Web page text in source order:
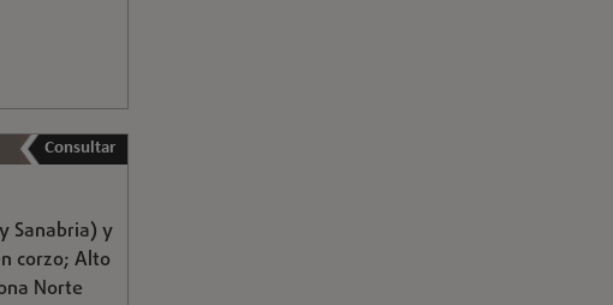
Consultar
Sanabria) y
corzo; Alto
Norte